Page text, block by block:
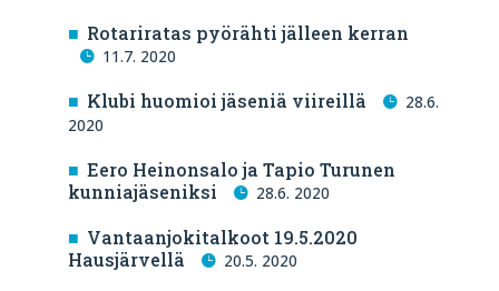
Rotariratas pyörähti jälleen kerran
11.7. 2020
Klubi huomioi jäseniä viireillä
28.6.
2020
Eero Heinonsalo ja Tapio Turunen
kunniajäseniksi
28.6. 2020
Vantaanjokitalkoot 19.5.2020
Hausjärvellä
20.5. 2020